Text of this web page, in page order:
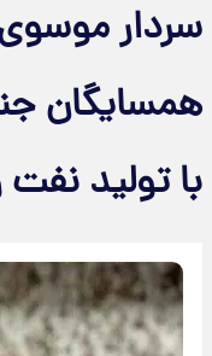
سردار
همسایگان
با تولید